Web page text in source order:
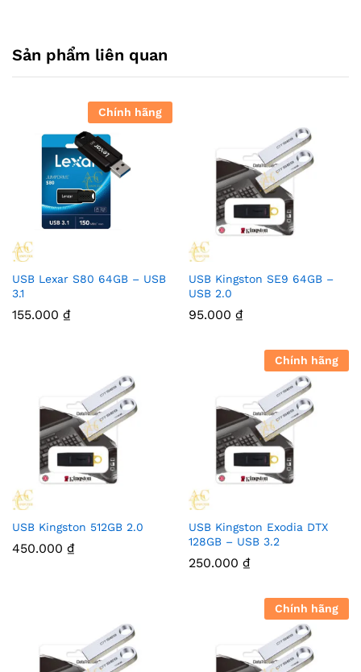
Sản phẩm liên quan
Chính hãng
USB Lexar S80 64GB – USB
3.1
155.000 ₫
USB Kingston SE9 64GB –
USB 2.0
95.000 ₫
USB Kingston 512GB 2.0
450.000 ₫
Chính hãng
USB Kingston Exodia DTX
128GB – USB 3.2
250.000 ₫
Chính hãng